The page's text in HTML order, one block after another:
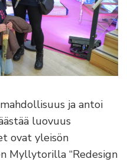
ja antoi
luovuus
ovat yleisön
Myllytorilla “Redesign